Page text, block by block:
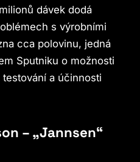
dávek dodá
s výrobními
cca polovinu, jedná
Sputniku o možnosti
a účinnosti
– „Jannsen“